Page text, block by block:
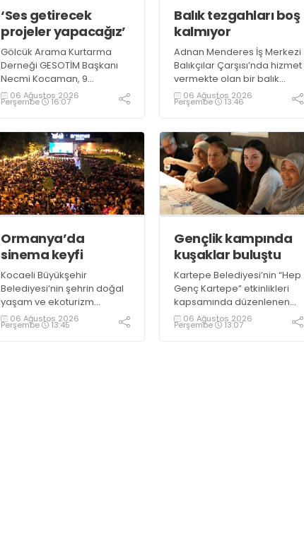
‘Ses getirecek
projeler yapacağız’
Gölcük Arama Kurtarma
Derneği GESOTİM Başkanı
Necmi Kocaman, 9
Ağustos’ta gerçekleşecek
sınavın ardından 4. Akredite
tamamlayacaklarını ifade
ederek açıklamalarda
bulundu. Kocaman,
“Gölcük’te ve Kocaeli
genelinde ses getirecek
projelerimizi tek tek hayata
geçireceğiz” dedi
06 Ağustos 2026
Perşembe 16:07
Balık tezgahları boş
kalmıyor
Adnan Menderes İş Merkezi
Balıkçılar Çarşısı’nda hizmet
vermekte olan bir balık
restoranının işletme
sahiplerinden Emrah
tezgahlarda taze balık
bulunduğunu ifade ederek
“Yıl boyunca tezgahlarda
taze balık bulmak mümkün
oluyor” dedi
06 Ağustos 2026
Perşembe 13:46
Ormanya’da
sinema keyfi
Kocaeli Büyükşehir
Belediyesi’nin şehrin doğal
yaşam ve ekoturizm
merkezi Ormanya’da
düzenlediği “Gece
06 Ağustos 2026
Perşembe 13:45
Gençlik kampında
kuşaklar buluştu
Kartepe Belediyesi’nin “Hep
Genç Kartepe” etkinlikleri
kapsamında düzenlenen
Gençlik ve Gelişim Kampı’na
katılan gençler, Kocaeli
06 Ağustos 2026
Perşembe 13:07